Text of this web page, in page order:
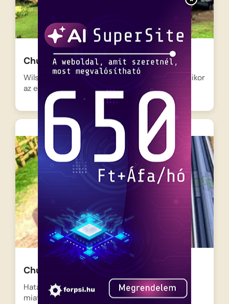
Chuggington – Wilson meghibásodik
Wilson, a lelkes piros mozdony bajba kerül, amikor
az egyik…
Chuggington – Bruno és a sárkány
Hatalmas vihar tombol Chuggingtonban, ami
miatt elmegy az áram, és…